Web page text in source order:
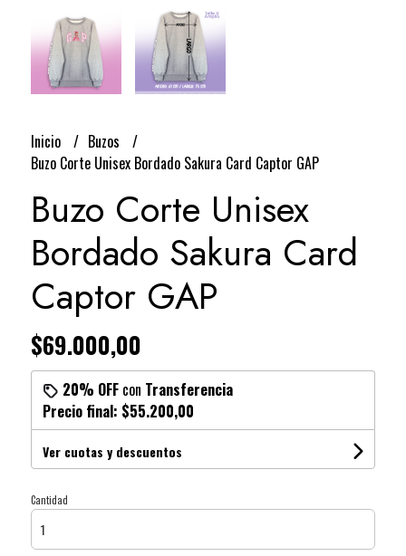
Inicio
Buzos
Buzo Corte Unisex Bordado Sakura Card Captor GAP
Buzo Corte Unisex
Bordado Sakura Card
Captor GAP
$69.000,00
20% OFFcon Transferencia
Precio final: $55.200,00
Ver cuotas y descuentos
Cantidad